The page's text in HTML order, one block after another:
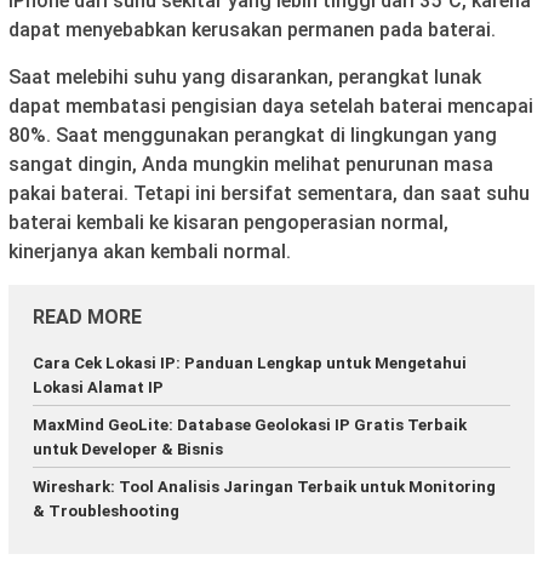
dapat menyebabkan kerusakan permanen pada baterai.
Saat melebihi suhu yang disarankan, perangkat lunak
dapat membatasi pengisian daya setelah baterai mencapai
80%. Saat menggunakan perangkat di lingkungan yang
sangat dingin, Anda mungkin melihat penurunan masa
pakai baterai. Tetapi ini bersifat sementara, dan saat suhu
baterai kembali ke kisaran pengoperasian normal,
kinerjanya akan kembali normal.
READ MORE
Cara Cek Lokasi IP: Panduan Lengkap untuk Mengetahui
Lokasi Alamat IP
MaxMind GeoLite: Database Geolokasi IP Gratis Terbaik
untuk Developer & Bisnis
Wireshark: Tool Analisis Jaringan Terbaik untuk Monitoring
& Troubleshooting